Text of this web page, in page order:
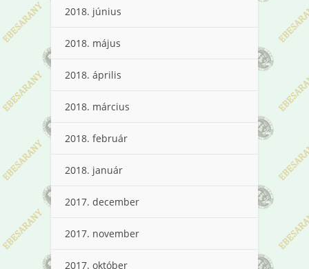
2018. június
2018. május
2018. április
2018. március
2018. február
2018. január
2017. december
2017. november
2017. október